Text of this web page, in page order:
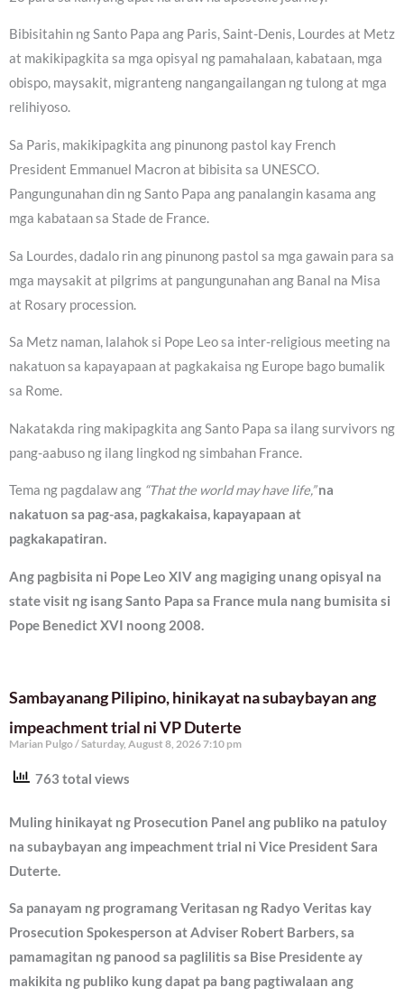
Bibisitahin ng Santo Papa ang Paris, Saint-Denis, Lourdes at Metz
at makikipagkita sa mga opisyal ng pamahalaan, kabataan, mga
obispo, maysakit, migranteng nangangailangan ng tulong at mga
relihiyoso.
Sa Paris, makikipagkita ang pinunong pastol kay French
President Emmanuel Macron at bibisita sa UNESCO.
Pangungunahan din ng Santo Papa ang panalangin kasama ang
mga kabataan sa Stade de France.
Sa Lourdes, dadalo rin ang pinunong pastol sa mga gawain para sa
mga maysakit at pilgrims at pangungunahan ang Banal na Misa
at Rosary procession.
Sa Metz naman, lalahok si Pope Leo sa inter-religious meeting na
nakatuon sa kapayapaan at pagkakaisa ng Europe bago bumalik
sa Rome.
Nakatakda ring makipagkita ang Santo Papa sa ilang survivors ng
pang-aabuso ng ilang lingkod ng simbahan France.
Tema ng pagdalaw ang “That the world may have life,”na
nakatuon sa pag-asa, pagkakaisa, kapayapaan at
pagkakapatiran.
Ang pagbisita ni Pope Leo XIV ang magiging unang opisyal na
state visit ng isang Santo Papa sa France mula nang bumisita si
Pope Benedict XVI noong 2008.
Sambayanang Pilipino, hinikayat na subaybayan ang
impeachment trial ni VP Duterte
Marian Pulgo Saturday, August 8, 2026 7:10 pm
763 total views
Muling hinikayat ng Prosecution Panel ang publiko na patuloy
na subaybayan ang impeachment trial ni Vice President Sara
Duterte.
Sa panayam ng programang Veritasan ng Radyo Veritas kay
Prosecution Spokesperson at Adviser Robert Barbers, sa
pamamagitan ng panood sa paglilitis sa Bise Presidente ay
makikita ng publiko kung dapat pa bang pagtiwalaan ang